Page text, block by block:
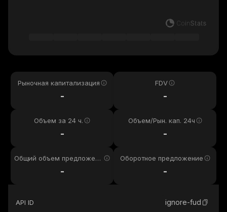
Рыночная капитализация
-
FDV
-
Объем за 24 ч.
-
Объем/Рын. кап. 24ч
-
Общий объем предложени
-
Оборотное предложение
-
API ID ignore-fud